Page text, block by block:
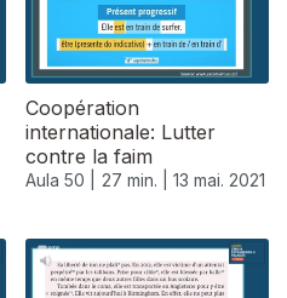
Coopération
internationale: Lutter
contre la faim
Aula 50 | 27 min. | 13 mai. 2021